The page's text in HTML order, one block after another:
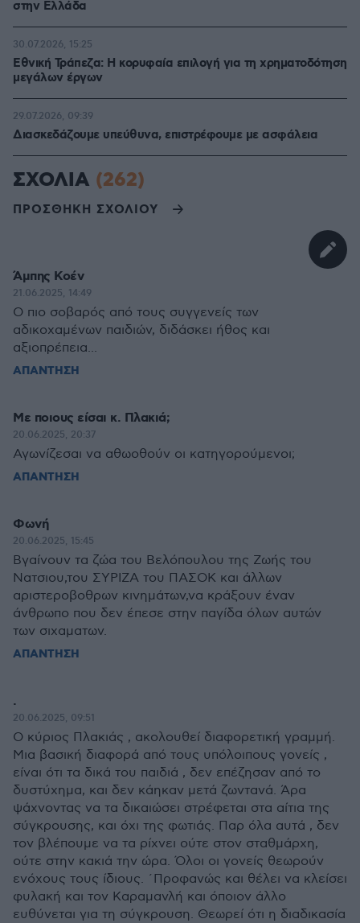
στην Ελλάδα
Εθνική Τράπεζα: Η κορυφαία επιλογή για τη χρηματοδότηση
μεγάλων έργων
30.07.2026, 15:25
Διασκεδάζουμε υπεύθυνα, επιστρέφουμε με ασφάλεια
29.07.2026, 09:39
ΣΧΟΛΙΑ (262)
ΠΡΟΣΘΗΚΗ ΣΧΟΛΙΟΥ
Άμπης Κοέν
21.06.2025, 14:49
Ο πιο σοβαρός από τους συγγενείς των
αδικοχαμένων παιδιών, διδάσκει ήθος και
αξιοπρέπεια...
ΑΠΑΝΤΗΣΗ
Με ποιους είσαι κ. Πλακιά;
20.06.2025, 20:37
Αγωνίζεσαι να αθωοθούν οι κατηγορούμενοι;
ΑΠΑΝΤΗΣΗ
Φωνή
20.06.2025, 15:45
Βγαίνουν τα ζώα του Βελόπουλου της Ζωής του
Νατσιου,του ΣΥΡΙΖΑ του ΠΑΣΟΚ και άλλων
αριστεροβοθρων κινημάτων,να κράξουν έναν
άνθρωπο που δεν έπεσε στην παγίδα όλων αυτών
των σιχαματων.
ΑΠΑΝΤΗΣΗ
.
20.06.2025, 09:51
Ο κύριος Πλακιάς , ακολουθεί διαφορετική γραμμή.
Μια βασική διαφορά από τους υπόλοιπους γονείς ,
είναι ότι τα δικά του παιδιά , δεν επέζησαν από το
δυστύχημα, και δεν κάηκαν μετά ζωντανά. Άρα
ψάχνοντας να τα δικαιώσει στρέφεται στα αίτια της
σύγκρουσης, και όχι της φωτιάς. Παρ όλα αυτά , δεν
τον βλέπουμε να τα ρίχνει ούτε στον σταθμάρχη,
ούτε στην κακιά την ώρα. Όλοι οι γονείς θεωρούν
ενόχους τους ίδιους. ΄Προφανώς και θέλει να κλείσει
φυλακή και τον Καραμανλή και όποιον άλλο
ευθύνεται για τη σύγκρουση. Θεωρεί ότι η διαδικασία